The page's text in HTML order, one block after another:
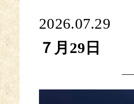
2026.07.29
７月29日